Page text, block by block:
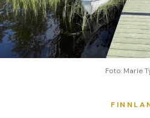
Foto: Marie